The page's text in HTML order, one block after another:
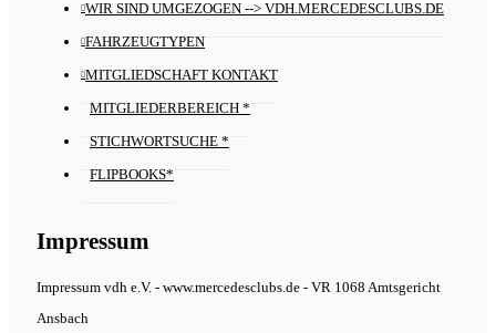
WIR SIND UMGEZOGEN --> VDH.MERCEDESCLUBS.DE
FAHRZEUGTYPEN
MITGLIEDSCHAFT KONTAKT
MITGLIEDERBEREICH *
STICHWORTSUCHE *
FLIPBOOKS*
Impressum
Impressum vdh e.V. - www.mercedesclubs.de - VR 1068 Amtsgericht
Ansbach